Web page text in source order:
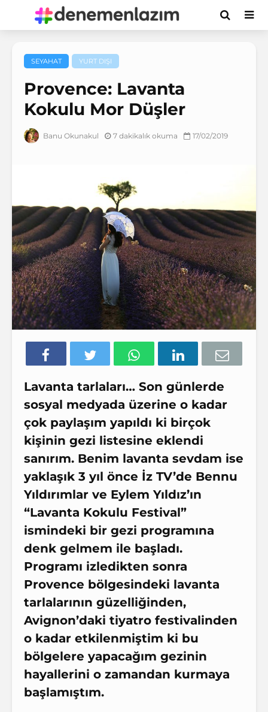
SEYAHAT YURT DIŞI
Provence: Lavanta
Kokulu Mor Düşler
Banu Okunakul 7 dakikalık okuma 17/02/2019
Lavanta tarlaları… Son günlerde
sosyal medyada üzerine o kadar
çok paylaşım yapıldı ki birçok
kişinin gezi listesine eklendi
sanırım. Benim lavanta sevdam ise
yaklaşık 3 yıl önce İz TV’de Bennu
Yıldırımlar ve Eylem Yıldız’ın
“Lavanta Kokulu Festival”
ismindeki bir gezi programına
denk gelmem ile başladı.
Programı izledikten sonra
Provence bölgesindeki lavanta
tarlalarının güzelliğinden,
Avignon’daki tiyatro festivalinden
o kadar etkilenmiştim ki bu
bölgelere yapacağım gezinin
hayallerini o zamandan kurmaya
başlamıştım.